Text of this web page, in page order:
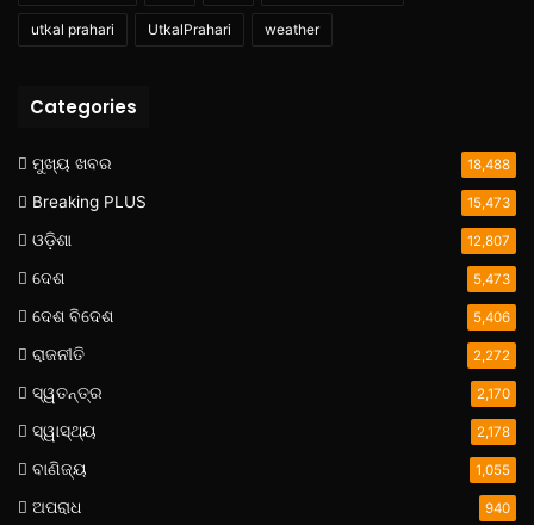
utkal prahari UtkalPrahari weather
Categories
ମୁଖ୍ୟ ଖବର 18,488
Breaking PLUS 15,473
ଓଡ଼ିଶା 12,807
ଦେଶ 5,473
ଦେଶ ବିଦେଶ 5,406
ରାଜନୀତି 2,272
ସ୍ୱତନ୍ତ୍ର 2,170
ସ୍ୱାସ୍ଥ୍ୟ 2,178
ବାଣିଜ୍ୟ 1,055
ଅପରାଧ 940